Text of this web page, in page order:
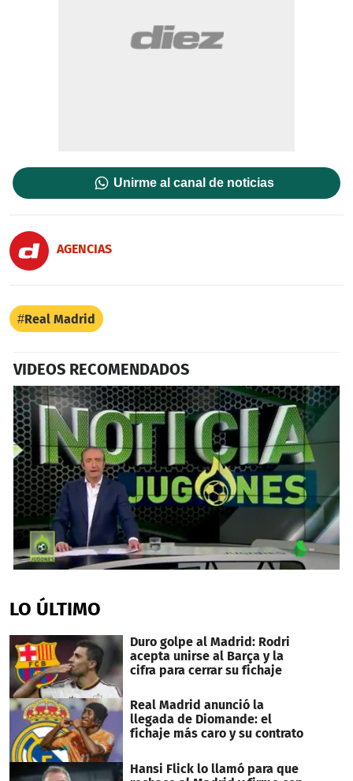
Unirme al canal de noticias
AGENCIAS
Real Madrid
VIDEOS RECOMENDADOS
of
26
LO ÚLTIMO
Duro golpe al Madrid: Rodri
acepta unirse al Barça y la
cifra para cerrar su fichaje
Real Madrid anunció la
llegada de Diomande: el
fichaje más caro y su contrato
Hansi Flick lo llamó para que